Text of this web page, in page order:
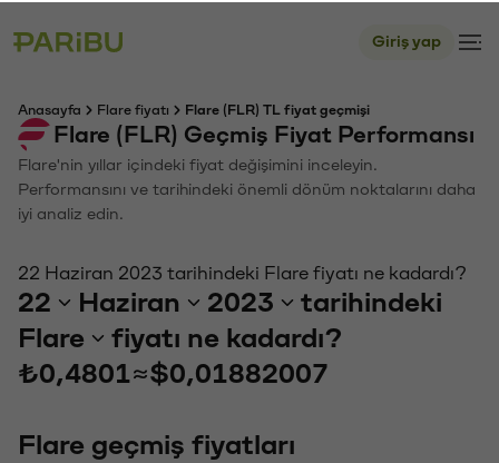
Giriş yap
Anasayfa Flare fiyatı Flare (FLR) TL fiyat geçmişi
Flare (FLR) Geçmiş Fiyat Performansı
Flare'nin yıllar içindeki fiyat değişimini inceleyin.
Performansını ve tarihindeki önemli dönüm noktalarını daha
iyi analiz edin.
22 Haziran 2023 tarihindeki Flare fiyatı ne kadardı?
22 Haziran 2023
tarihindeki
Flare
fiyatı ne kadardı?
₺0,4801 ≈$0,01882007
Flare geçmiş fiyatları